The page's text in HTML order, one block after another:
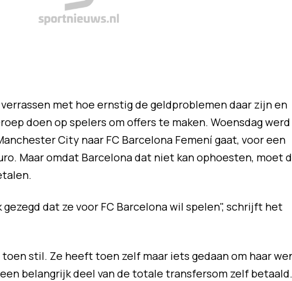
met hoe ernstig de geldproblemen daar zijn en
doen op spelers om offers te maken. Woensdag werd
City naar FC Barcelona Femení gaat, voor een
Maar omdat Barcelona dat niet kan ophoesten, moet
dat ze voor FC Barcelona wil spelen", schrijft het
stil. Ze heeft toen zelf maar iets gedaan om haar
belangrijk deel van de totale transfersom zelf